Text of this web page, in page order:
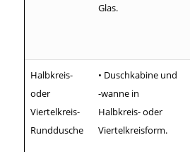
Glas.
Halbkreis-
oder
Viertelkreis-
Runddusche
• Duschkabine und
-wanne in
Halbkreis- oder
Viertelkreisform.